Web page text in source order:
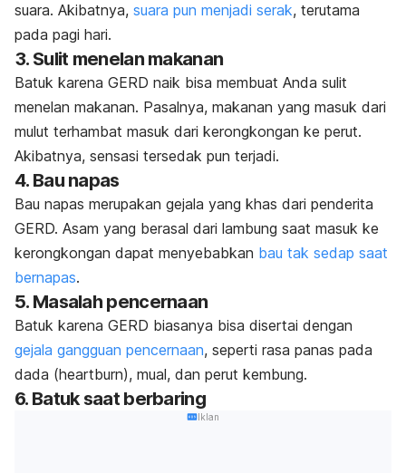
suara. Akibatnya, suara pun menjadi serak, terutama
pada pagi hari.
3. Sulit menelan makanan
Batuk karena GERD naik bisa membuat Anda sulit
menelan makanan. Pasalnya, makanan yang masuk dari
mulut terhambat masuk dari kerongkongan ke perut.
Akibatnya, sensasi tersedak pun terjadi.
4. Bau napas
Bau napas merupakan gejala yang khas dari penderita
GERD. Asam yang berasal dari lambung saat masuk ke
kerongkongan dapat menyebabkan bau tak sedap saat
bernapas.
5. Masalah pencernaan
Batuk karena GERD biasanya bisa disertai dengan
gejala gangguan pencernaan, seperti rasa panas pada
dada (heartburn), mual, dan perut kembung.
6. Batuk saat berbaring
Iklan